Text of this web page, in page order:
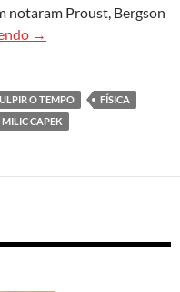
notaram Proust, Bergson
Cinemência do tempo
→
O TEMPO
FÍSICA
MILIC CAPEK